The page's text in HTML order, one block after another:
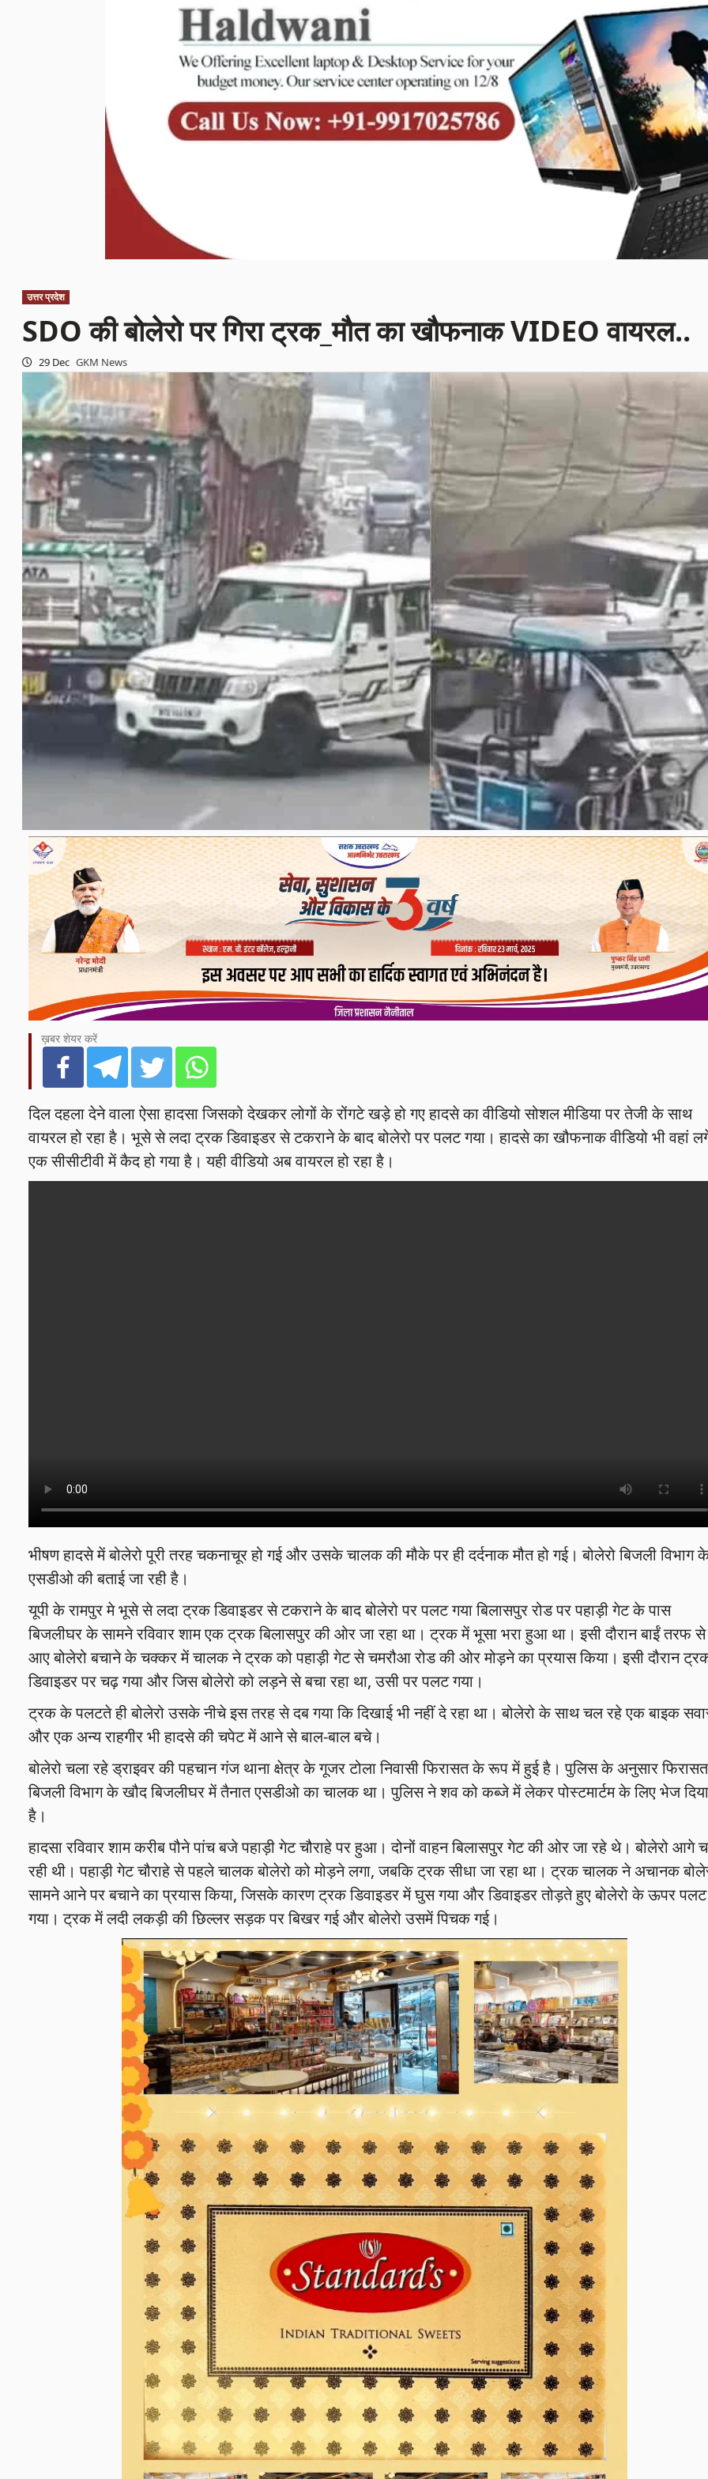
उत्तर प्रदेश
SDO की बोलेरो पर गिरा ट्रक_मौत का खौफनाक VIDEO वायरल..
29 Dec GKM News
ख़बर शेयर करें
दिल दहला देने वाला ऐसा हादसा जिसको देखकर लोगों के रोंगटे खड़े हो गए हादसे का वीडियो सोशल मीडिया पर तेजी के साथ
वायरल हो रहा है। भूसे से लदा ट्रक डिवाइडर से टकराने के बाद बोलेरो पर पलट गया। हादसे का खौफनाक वीडियो भी वहां
एक सीसीटीवी में कैद हो गया है। यही वीडियो अब वायरल हो रहा है।
भीषण हादसे में बोलेरो पूरी तरह चकनाचूर हो गई और उसके चालक की मौके पर ही दर्दनाक मौत हो गई। बोलेरो बिजली विभाग
एसडीओ की बताई जा रही है।
यूपी के रामपुर मे भूसे से लदा ट्रक डिवाइडर से टकराने के बाद बोलेरो पर पलट गया बिलासपुर रोड पर पहाड़ी गेट के पास
बिजलीघर के सामने रविवार शाम एक ट्रक बिलासपुर की ओर जा रहा था। ट्रक में भूसा भरा हुआ था। इसी दौरान बाईं तरफ से
आए बोलेरो बचाने के चक्कर में चालक ने ट्रक को पहाड़ी गेट से चमरौआ रोड की ओर मोड़ने का प्रयास किया। इसी दौरान
डिवाइडर पर चढ़ गया और जिस बोलेरो को लड़ने से बचा रहा था, उसी पर पलट गया।
ट्रक के पलटते ही बोलेरो उसके नीचे इस तरह से दब गया कि दिखाई भी नहीं दे रहा था। बोलेरो के साथ चल रहे एक बाइक
और एक अन्य राहगीर भी हादसे की चपेट में आने से बाल-बाल बचे।
बोलेरो चला रहे ड्राइवर की पहचान गंज थाना क्षेत्र के गूजर टोला निवासी फिरासत के रूप में हुई है। पुलिस के अनुसार फिरासत
बिजली विभाग के खौद बिजलीघर में तैनात एसडीओ का चालक था। पुलिस ने शव को कब्जे में लेकर पोस्टमार्टम के लिए भेज दिया
है।
हादसा रविवार शाम करीब पौने पांच बजे पहाड़ी गेट चौराहे पर हुआ। दोनों वाहन बिलासपुर गेट की ओर जा रहे थे। बोलेरो आगे
रही थी। पहाड़ी गेट चौराहे से पहले चालक बोलेरो को मोड़ने लगा, जबकि ट्रक सीधा जा रहा था। ट्रक चालक ने अचानक
सामने आने पर बचाने का प्रयास किया, जिसके कारण ट्रक डिवाइडर में घुस गया और डिवाइडर तोड़ते हुए बोलेरो के ऊपर पलट
गया। ट्रक में लदी लकड़ी की छिल्लर सड़क पर बिखर गई और बोलेरो उसमें पिचक गई।